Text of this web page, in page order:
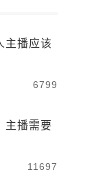
主播应该
6799
主播需要
11697